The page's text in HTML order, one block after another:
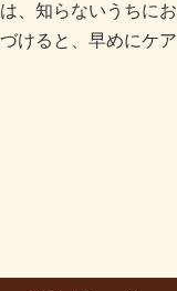
、知らないうちに
けると、早めにケ